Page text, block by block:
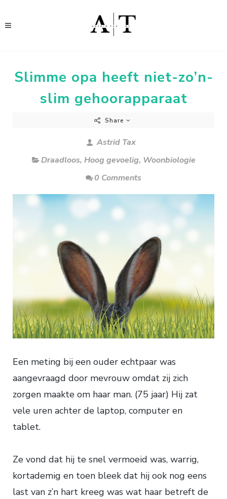
Slimme opa heeft niet-zo’n-
slim gehoorapparaat
Share
Astrid Tax
Draadloos, Hoog gevoelig, Woonbiologie
0 Comments
Een meting bij een ouder echtpaar was
aangevraagd door mevrouw omdat zij zich
zorgen maakte om haar man. (75 jaar) Hij zat
vele uren achter de laptop, computer en
tablet.
Ze vond dat hij te snel vermoeid was, warrig,
kortademig en toen bleek dat hij ook nog eens
last van z’n hart kreeg was wat haar betreft de